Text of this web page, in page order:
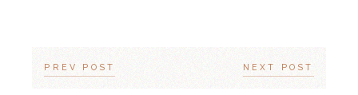
PREV POST NEXT POST